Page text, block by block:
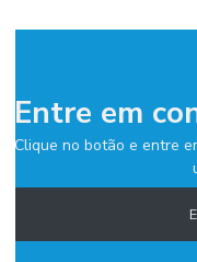
Entre em
Clique no botão e entre